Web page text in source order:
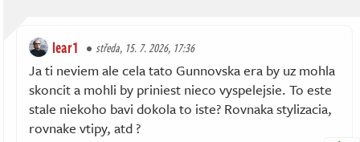
lear1 středa, 15. 7. 2026, 17:36
Ja ti neviem ale cela tato Gunnovska era by uz mohla
skoncit a mohli by priniest nieco vyspelejsie. To este
stale niekoho bavi dokola to iste? Rovnaka stylizacia,
rovnake vtipy, atd ?